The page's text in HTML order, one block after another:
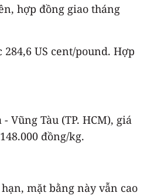
hợp đồng giao tháng
US cent/pound. Hợp
Tàu (TP. HCM), giá
đồng/kg.
mặt bằng này vẫn cao